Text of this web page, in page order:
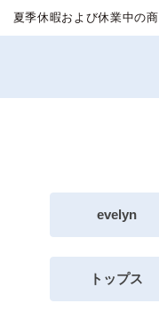
夏季休暇および休業中の
evelyn
トップス